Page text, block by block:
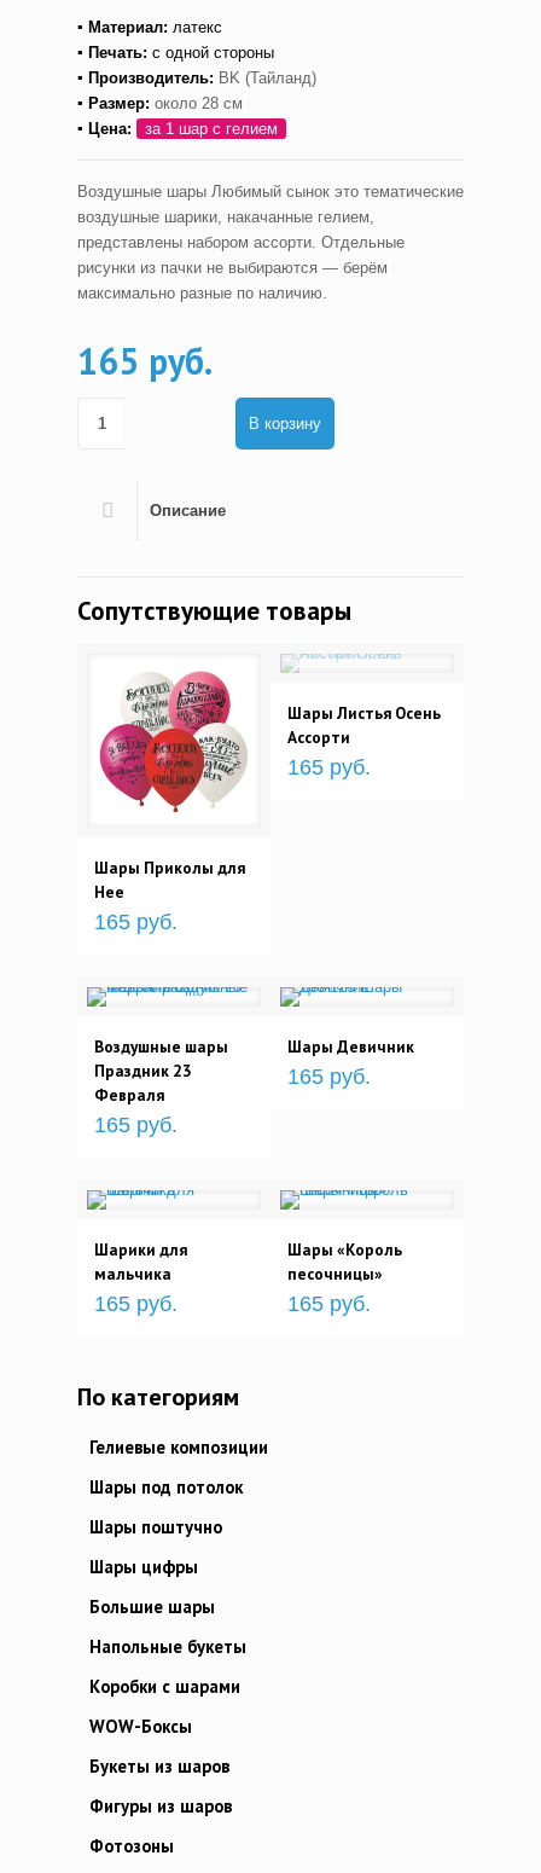
▪ Материал: латекс
▪ Печать: с одной стороны
▪ Производитель: BK (Тайланд)
▪ Размер: около 28 см
▪ Цена:
за 1 шар с гелием
Воздушные шары Любимый сынок это тематические
воздушные шарики, накачанные гелием,
представлены набором ассорти. Отдельные
рисунки из пачки не выбираются — берём
максимально разные по наличию.
165 руб.
В корзину
Описание
Сопутствующие товары
Шары Приколы для
Нее
165 руб.
Шары Листья Осень
Ассорти
165 руб.
Воздушные шары
Праздник 23
Февраля
165 руб.
Шары Девичник
165 руб.
Шарики для
мальчика
165 руб.
Шары «Король
песочницы»
165 руб.
По категориям
Гелиевые композиции
Шары под потолок
Шары поштучно
Шары цифры
Большие шары
Напольные букеты
Коробки с шарами
WOW-Боксы
Букеты из шаров
Фигуры из шаров
Фотозоны